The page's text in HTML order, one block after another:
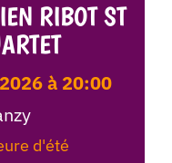
RIBOT ST
à 20:00
d'été